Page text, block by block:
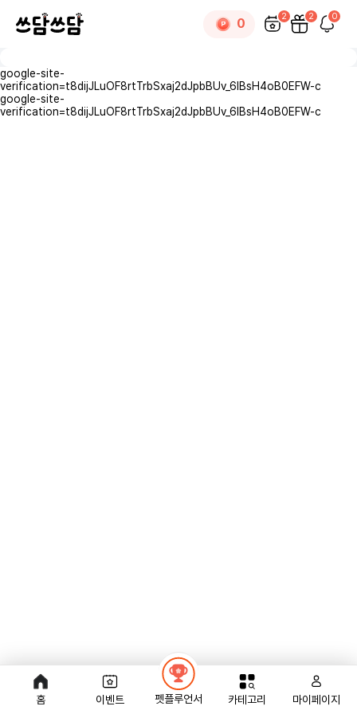
0 2 2 0
홈 이벤트 펫플루언서 카테고리 마이페이지
재히이모
1
시루떠기
댓글0
google-site-
verification=t8dijJLuOF8rtTrbSxaj2dJpbBUv_6lBsH4oB0EFW-c
google-site-
verification=t8dijJLuOF8rtTrbSxaj2dJpbBUv_6lBsH4oB0EFW-c